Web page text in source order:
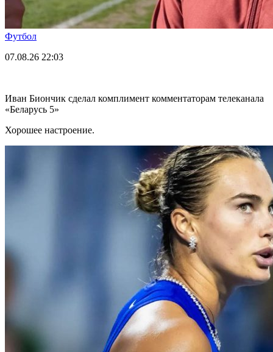
Футбол
07.08.26 22:03
Иван Биончик сделал комплимент комментаторам телеканала
«Беларусь 5»
Хорошее настроение.